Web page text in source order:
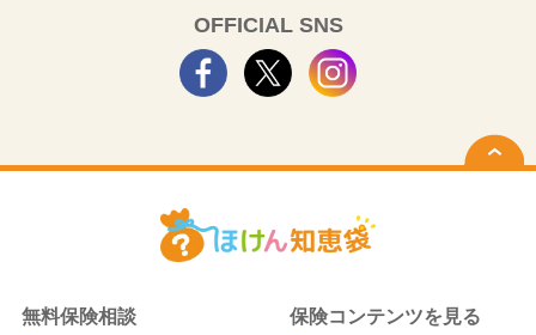
OFFICIAL SNS
無料保険相談 保険コンテンツを見る